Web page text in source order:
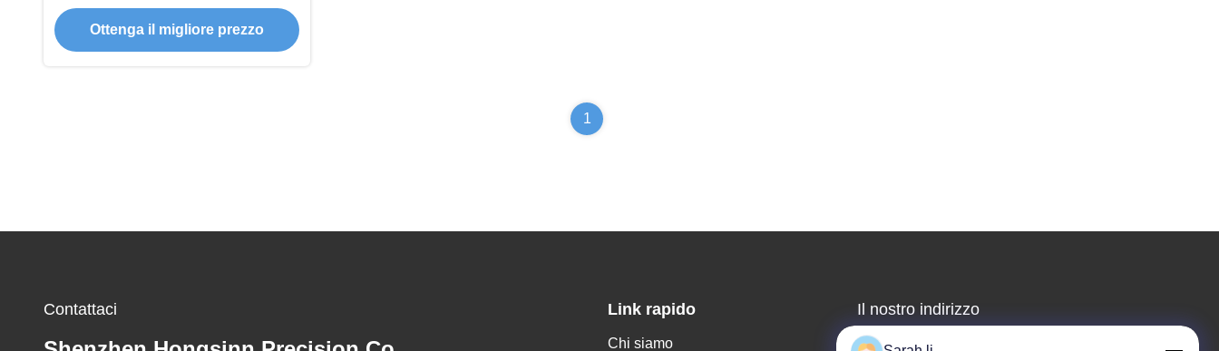
Ottenga il migliore prezzo
1
Contattaci Link rapido
Chi siamo
Il nostro indirizzo
Indirizzo aziendale